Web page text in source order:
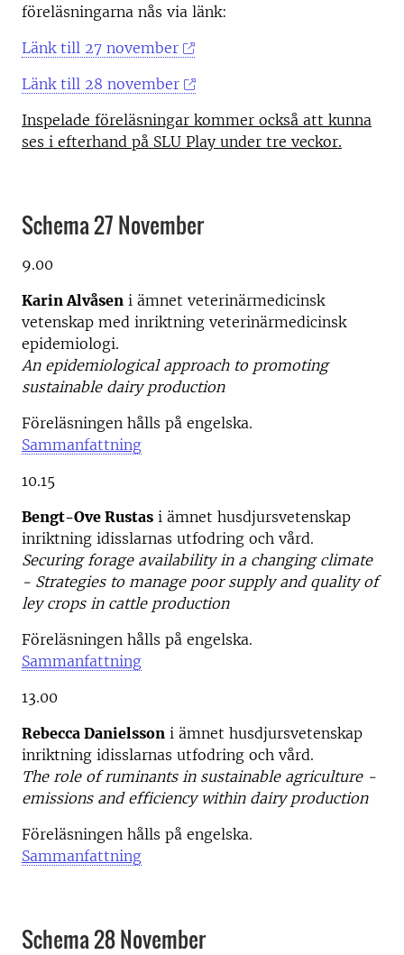
föreläsningarna nås via länk:
Länk till 27 november
Länk till 28 november
Inspelade föreläsningar kommer också att kunna
ses i efterhand på SLU Play under tre veckor.
Schema 27 November
9.00
Karin Alvåsen i ämnet veterinärmedicinsk
vetenskap med inriktning veterinärmedicinsk
epidemiologi.
An epidemiological approach to promoting
sustainable dairy production
Föreläsningen hålls på engelska.
Sammanfattning
10.15
Bengt-Ove Rustas i ämnet husdjursvetenskap
inriktning idisslarnas utfodring och vård.
Securing forage availability in a changing climate
- Strategies to manage poor supply and quality of
ley crops in cattle production
Föreläsningen hålls på engelska.
Sammanfattning
13.00
Rebecca Danielsson i ämnet husdjursvetenskap
inriktning idisslarnas utfodring och vård.
The role of ruminants in sustainable agriculture -
emissions and efficiency within dairy production
Föreläsningen hålls på engelska.
Sammanfattning
Schema 28 November